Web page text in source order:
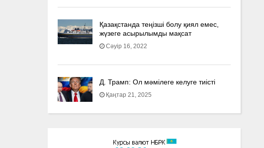
Қазақстанда теңізші болу қиял емес,
жүзеге асырылымды мақсат
Сәуір 16, 2022
Д. Трамп: Ол мәмілеге келуге тиісті
Қаңтар 21, 2025